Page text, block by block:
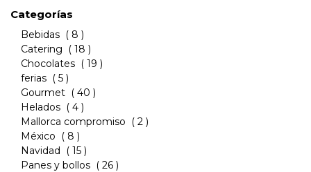
Categorías
Bebidas ( 8 )
Catering ( 18 )
Chocolates ( 19 )
ferias ( 5 )
Gourmet ( 40 )
Helados ( 4 )
Mallorca compromiso ( 2 )
México ( 8 )
Navidad ( 15 )
Panes y bollos ( 26 )